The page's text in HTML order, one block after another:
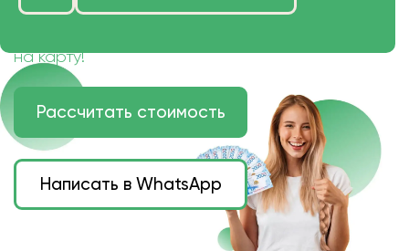
Цена зависит от длины, цвета и структуры
на карту!
Рассчитать стоимость
Написать в WhatsApp